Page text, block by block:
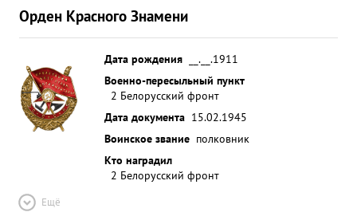
Орден Красного Знамени
Дата рождения
__.__.1911
Военно-пересыльный пункт
2 Белорусский фронт
Дата документа 15.02.1945
Воинское звание полковник
Кто наградил
2 Белорусский фронт
Ещё